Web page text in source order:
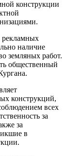
конструкции
рекламных
наличие
земляных работ.
общественный
конструкций,
всех
за
за
в